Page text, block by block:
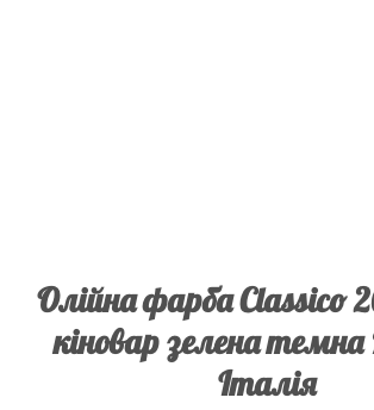
Олійна фарба Classico
кіновар зелена
Італія